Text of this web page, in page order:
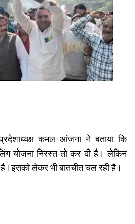
कमल आंजना ने बताया कि
योजना निरस्त तो कर दी है। लेकिन
लेकर भी बातचीत चल रही है।